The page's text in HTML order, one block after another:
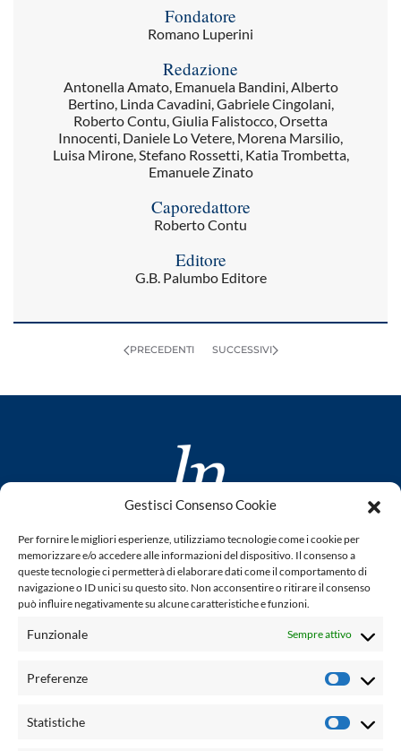
Gestisci Consenso Cookie
Per fornire le migliori esperienze, utilizziamo tecnologie come i cookie per
memorizzare e/o accedere alle informazioni del dispositivo. Il consenso a
queste tecnologie ci permetterà di elaborare dati come il comportamento di
navigazione o ID unici su questo sito. Non acconsentire o ritirare il consenso
può influire negativamente su alcune caratteristiche e funzioni.
Funzionale Sempre attivo
Preferenze
Statistiche
Fondatore
Romano Luperini
Redazione
Antonella Amato, Emanuela Bandini, Alberto
Bertino, Linda Cavadini, Gabriele Cingolani,
Roberto Contu, Giulia Falistocco, Orsetta
Innocenti, Daniele Lo Vetere, Morena Marsilio,
Luisa Mirone, Stefano Rossetti, Katia Trombetta,
Emanuele Zinato
Caporedattore
Roberto Contu
Editore
G.B. Palumbo Editore
PRECEDENTI SUCCESSIVI
www.laletteraturaenoi.it
fondato da Romano Luperini
Questo blog non rappresenta una testata giornalistica in
quanto viene aggiornato senza alcuna periodicità. Non può
legge n° 62 del 7.03.2001. L'autore non è responsabile per